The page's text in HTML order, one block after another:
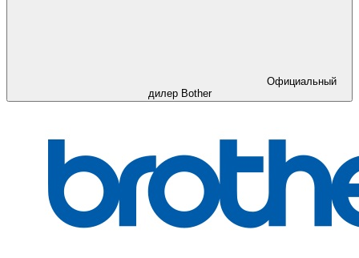
Официальный
дилер Bother